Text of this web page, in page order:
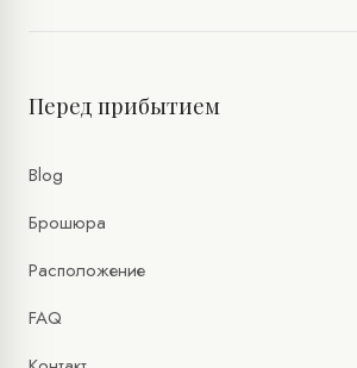
Перед прибытием
Blog
Брошюра
Расположение
FAQ